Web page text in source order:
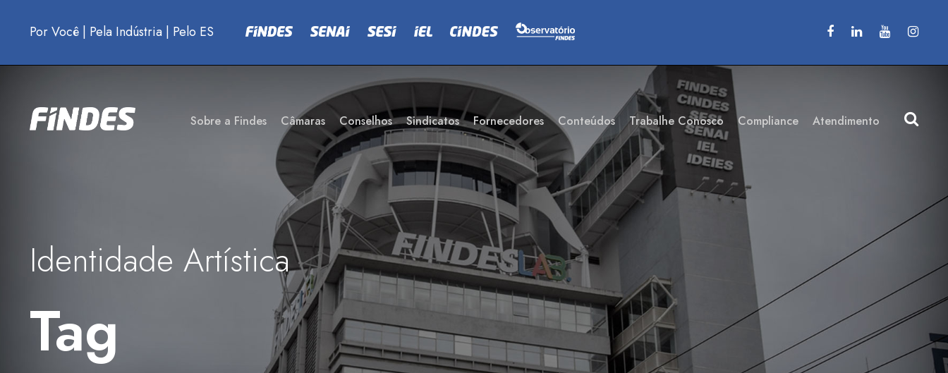
Por Você | Pela Indústria | Pelo ES
Sobre a Findes Câmaras Conselhos Sindicatos Fornecedores Conteúdos Trabalhe Conosco Compliance Atendimento
Identidade Artística
Tag